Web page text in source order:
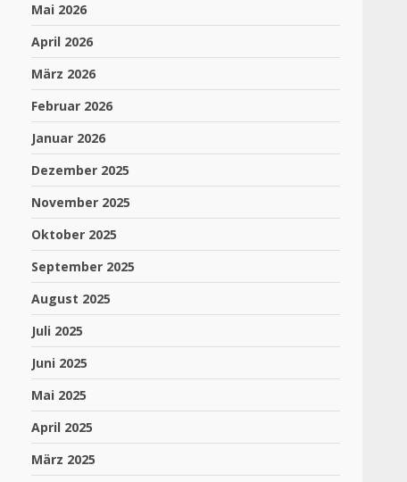
Mai 2026
April 2026
März 2026
Februar 2026
Januar 2026
Dezember 2025
November 2025
Oktober 2025
September 2025
August 2025
Juli 2025
Juni 2025
Mai 2025
April 2025
März 2025